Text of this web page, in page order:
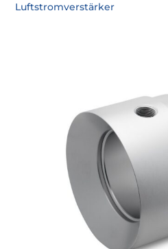
Luftstromverstärker